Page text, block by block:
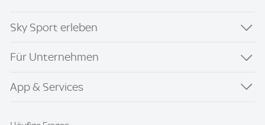
Sky Sport erleben
Für Unternehmen
App & Services